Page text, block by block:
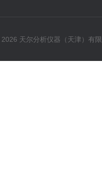
天尔分析仪器（天津）有